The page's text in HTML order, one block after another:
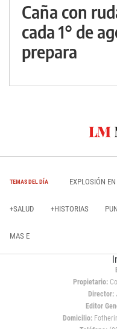
Caña con
cada 1° de
prepara
TEMAS DEL DÍA EXPLOSIÓN
+SALUD +HISTORIAS
MAS E
Propietario:
Director:
Editor
Domicilio: